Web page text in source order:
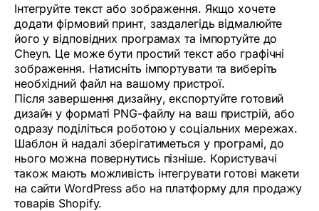
Інтегруйте текст або зображення. Якщо хочете
додати фірмовий принт, заздалегідь відмалюйте
його у відповідних програмах та імпортуйте до
Cheyn. Це може бути простий текст або графічні
зображення. Натисніть імпортувати та виберіть
необхідний файл на вашому пристрої.
Після завершення дизайну, експортуйте готовий
дизайн у форматі PNG-файлу на ваш пристрій, або
одразу поділіться роботою у соціальних мережах.
Шаблон й надалі зберігатиметься у програмі, до
нього можна повернутись пізніше. Користувачі
також мають можливість інтегрувати готові макети
на сайти WordPress або на платформу для продажу
товарів Shopify.